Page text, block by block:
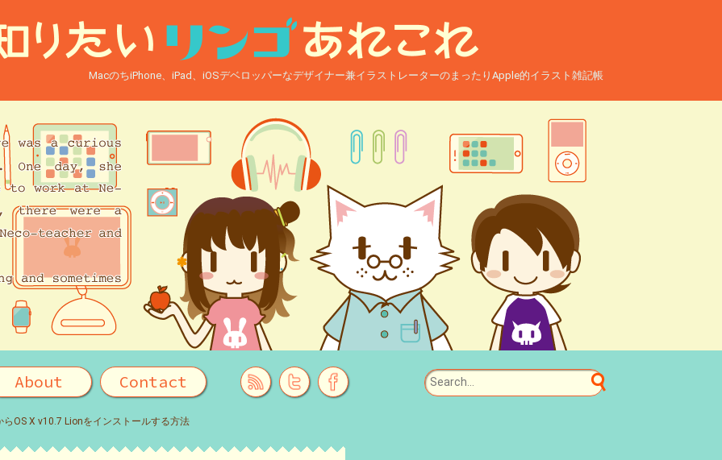
MacのちiPhone、iPad、iOSデベロッパーなデザイナー兼イラストレーターのまったりApple的イラスト雑記帳
About Contact
らOS X v10.7 Lionをインストールする方法